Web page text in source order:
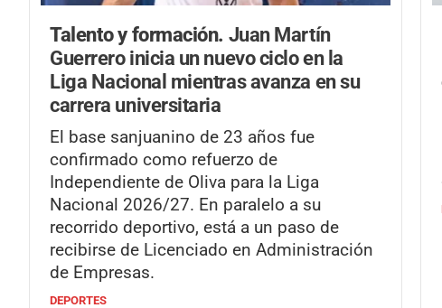
Talento y formación. Juan Martín
Guerrero inicia un nuevo ciclo en la
Liga Nacional mientras avanza en su
carrera universitaria
El base sanjuanino de 23 años fue
confirmado como refuerzo de
Independiente de Oliva para la Liga
Nacional 2026/27. En paralelo a su
recorrido deportivo, está a un paso de
recibirse de Licenciado en Administración
de Empresas.
DEPORTES